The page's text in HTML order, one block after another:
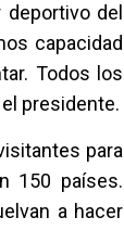
del
capacidad
Todos los
presidente.
para
150 países.
a hacer